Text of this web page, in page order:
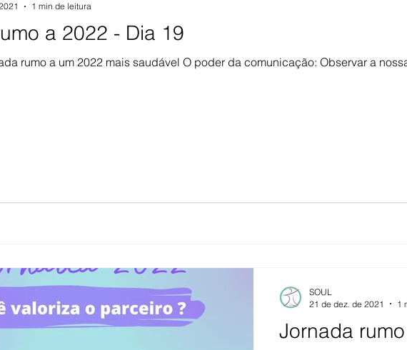
a 2022 - Dia 19
rumo a um 2022 mais saudável O poder da comunicação: Observar a
1 min de leitura
Jornada
SOUL
21 de dez. de 2021
1